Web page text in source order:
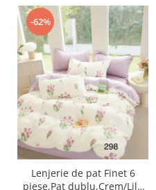
-62%
Lenjerie de pat Finet 6
piese,Pat dublu,Crem/Lila